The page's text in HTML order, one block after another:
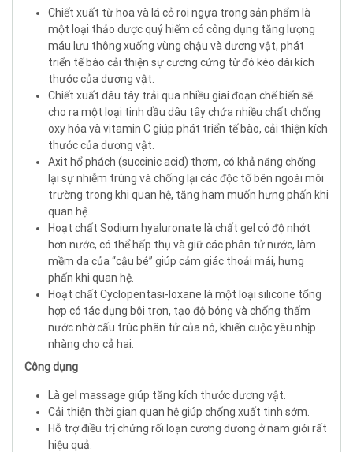
Chiết xuất từ hoa và lá cỏ roi ngựa trong sản phẩm là
một loại thảo dược quý hiếm có công dụng tăng lượng
máu lưu thông xuống vùng chậu và dương vật, phát
triển tế bào cải thiện sự cương cứng từ đó kéo dài kích
thước của dương vật.
Chiết xuất dâu tây trải qua nhiều giai đoạn chế biến sẽ
cho ra một loại tinh dầu dâu tây chứa nhiều chất chống
oxy hóa và vitamin C giúp phát triển tế bào, cải thiện kích
thước của dương vật.
Axit hổ phách (succinic acid) thơm, có khả năng chống
lại sự nhiễm trùng và chống lại các độc tố bên ngoài môi
trường trong khi quan hệ, tăng ham muốn hưng phấn khi
quan hệ.
Hoạt chất Sodium hyaluronate là chất gel có độ nhớt
hơn nước, có thể hấp thụ và giữ các phân tử nước, làm
mềm da của “cậu bé” giúp cảm giác thoải mái, hưng
phấn khi quan hệ.
Hoạt chất Cyclopentasi-loxane là một loại silicone tổng
hợp có tác dụng bôi trơn, tạo độ bóng và chống thấm
nước nhờ cấu trúc phân tử của nó, khiến cuộc yêu nhịp
nhàng cho cả hai.
Công dụng
Là gel massage giúp tăng kích thước dương vật.
Cải thiện thời gian quan hệ giúp chống xuất tinh sớm.
Hỗ trợ điều trị chứng rối loạn cương dương ở nam giới rất
hiệu quả.